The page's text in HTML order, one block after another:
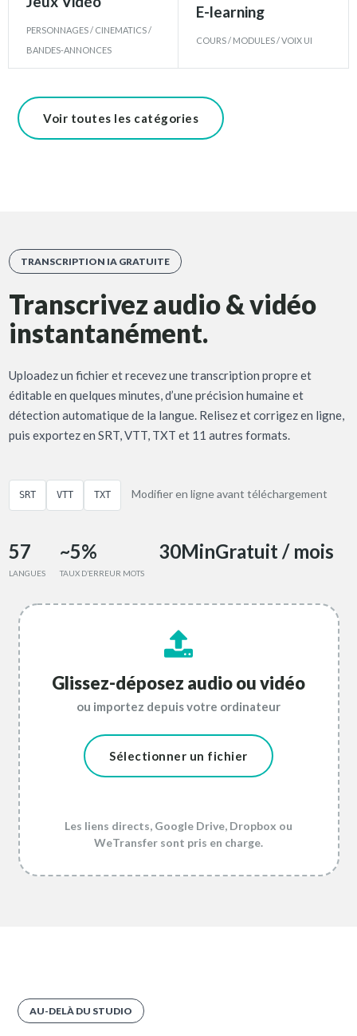
PERSONNAGES / CINEMATICS /
BANDES-ANNONCES
E-learning
COURS / MODULES / VOIX UI
Voir toutes les catégories
TRANSCRIPTION IA GRATUITE
Transcrivez audio & vidéo
instantanément.
Uploadez un fichier et recevez une transcription propre et
éditable en quelques minutes, d’une précision humaine et
détection automatique de la langue. Relisez et corrigez en ligne,
puis exportez en SRT, VTT, TXT et 11 autres formats.
SRT VTT TXT Modifier en ligne avant téléchargement
57
LANGUES
~5%
TAUX D’ERREUR MOTS
30MinGratuit / mois
Glissez-déposez audio ou vidéo
ou importez depuis votre ordinateur
Sélectionner un fichier
Les liens directs, Google Drive, Dropbox ou
WeTransfer sont pris en charge.
AU-DELÀ DU STUDIO